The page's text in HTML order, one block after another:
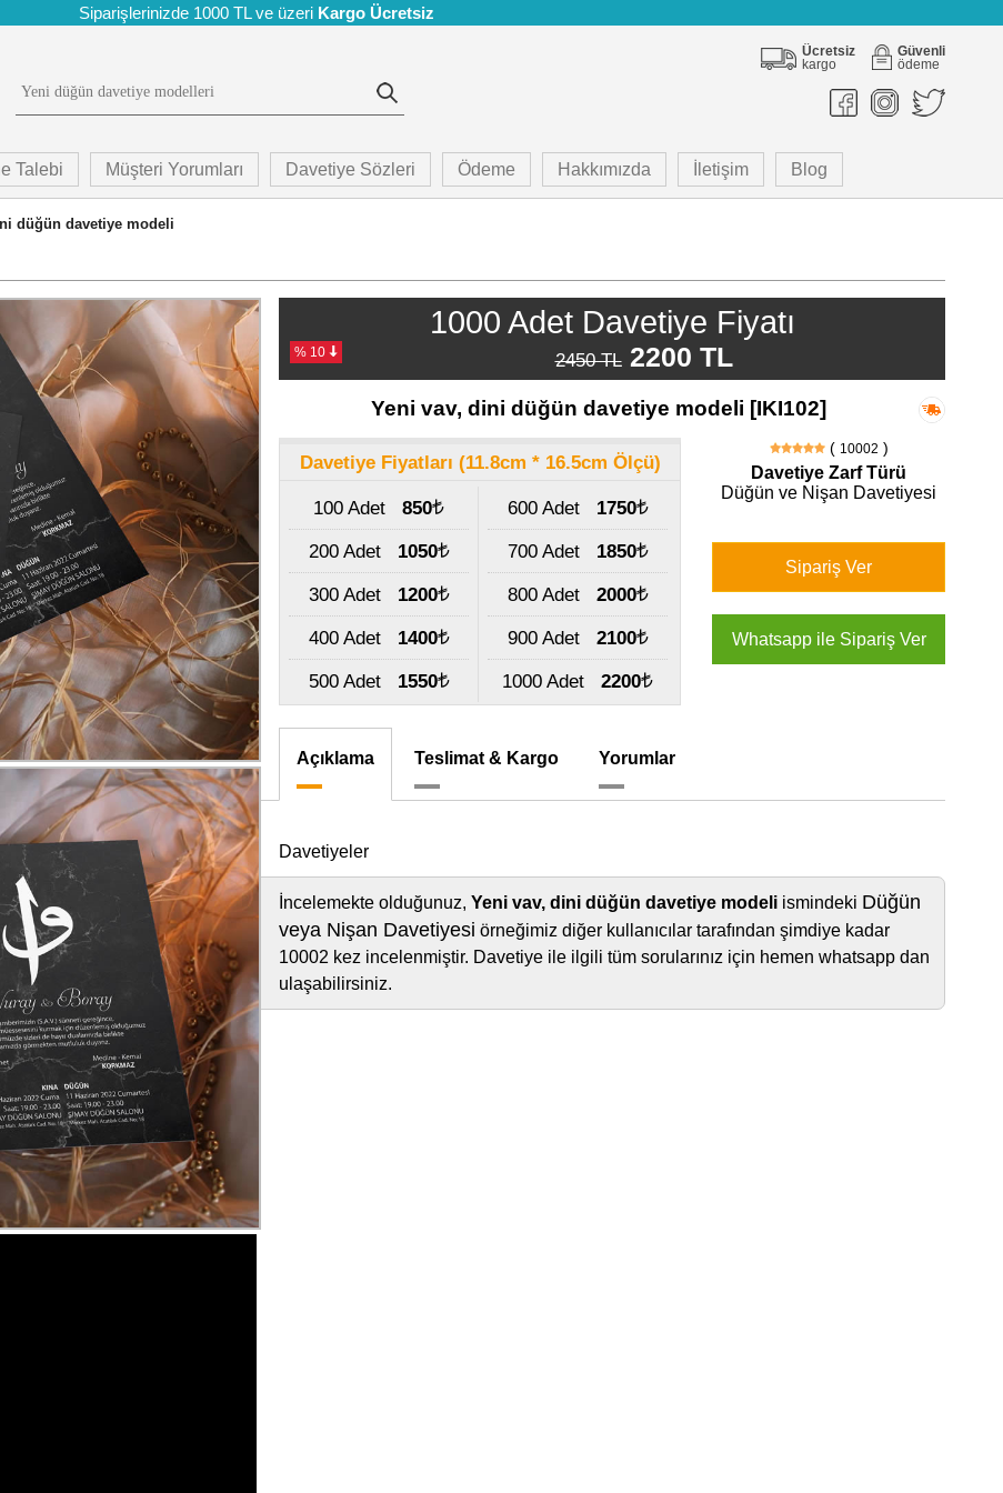
Siparişlerinizde 1000 TL ve üzeri Kargo Ücretsiz
Güvenli
ödeme
Ücretsiz
kargo
Talebi Müşteri Yorumları Davetiye Sözleri Ödeme Hakkımızda İletişim Blog
düğün davetiye modeli
1000 Adet Davetiye Fiyatı
% 10 2450 TL2200 TL
Yeni vav, dini düğün davetiye modeli [IKI102]
Davetiye Fiyatları (11.8cm * 16.5cm Ölçü)
100 Adet 850
200 Adet 1050
300 Adet 1200
400 Adet 1400
500 Adet 1550
600 Adet 1750
700 Adet 1850
800 Adet 2000
900 Adet 2100
1000 Adet 2200
( 10002 )
Davetiye Zarf Türü
Düğün ve Nişan Davetiyesi
Açıklama Teslimat & Kargo Yorumlar
Davetiyeler
İncelemekte olduğunuz, Yeni vav, dini düğün davetiye modeli ismindeki Düğün
veya Nişan Davetiyesi örneğimiz diğer kullanıcılar tarafından şimdiye kadar
10002 kez incelenmiştir. Davetiye ile ilgili tüm sorularınız için hemen whatsapp dan
ulaşabilirsiniz.